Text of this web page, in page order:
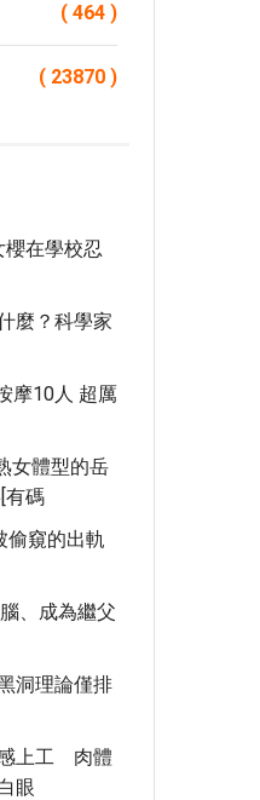
( 464 )
( 23870 )
櫻在學校忍
麼？科學家
摩10人 超厲
女體型的岳
有碼
偷窺的出軌
、成為繼父
洞理論僅排
上工 肉體
眼